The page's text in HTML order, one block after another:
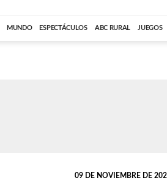
MUNDO ESPECTÁCULOS ABC RURAL JUEGOS
09 DE NOVIEMBRE DE